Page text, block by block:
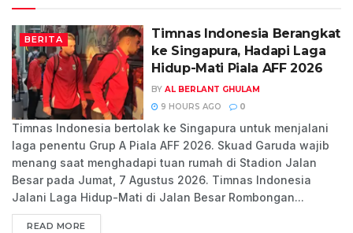
BERITA
Timnas Indonesia Berangkat
ke Singapura, Hadapi Laga
Hidup-Mati Piala AFF 2026
BY AL BERLANT GHULAM
9 HOURS AGO
0
Timnas Indonesia bertolak ke Singapura untuk menjalani
laga penentu Grup A Piala AFF 2026. Skuad Garuda wajib
menang saat menghadapi tuan rumah di Stadion Jalan
Besar pada Jumat, 7 Agustus 2026. Timnas Indonesia
Jalani Laga Hidup-Mati di Jalan Besar Rombongan...
READ MORE